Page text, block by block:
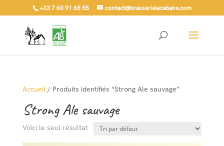
+33 7 60 91 65 55 contact@brasserielacabane.com
Accueil/ Produits identifiés “Strong Ale sauvage”
Strong Ale sauvage
Voici le seul résultat